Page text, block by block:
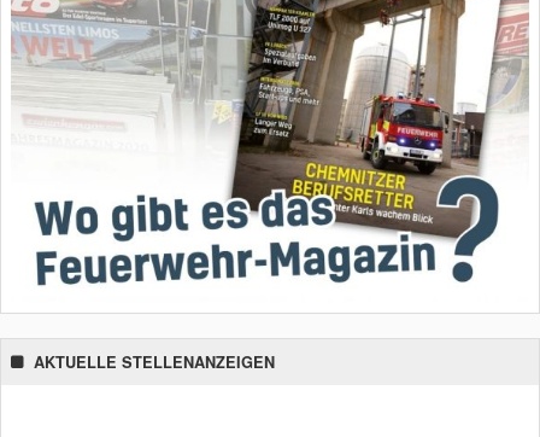
AKTUELLE STELLENANZEIGEN